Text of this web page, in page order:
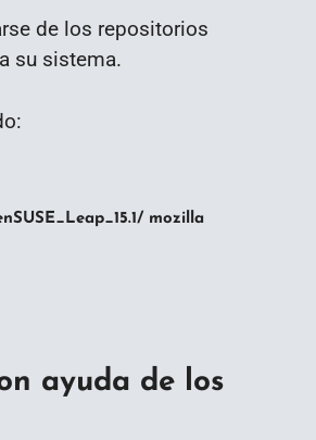
de los repositorios
su sistema.
mozilla
ayuda de los